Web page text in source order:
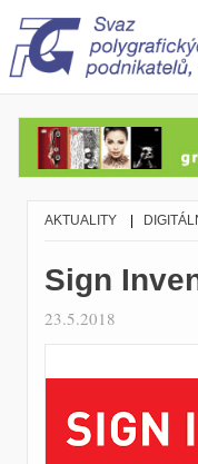
AKTUALITY
Sign
23.5.2018